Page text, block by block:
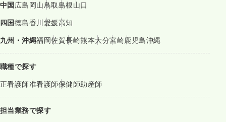
中国 広島 岡山鳥取島根山口
四国徳島香川 愛媛高知
九州・沖縄福岡佐賀長崎熊本大分宮崎鹿児島沖縄
職種で探す
正看護師准看護師保健師助産師
担当業務で探す